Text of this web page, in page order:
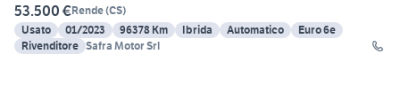
53.500 €Rende(CS)
Usato
01/2023 96378 Km Ibrida Automatico
Euro 6e
Rivenditore Safra Motor Srl